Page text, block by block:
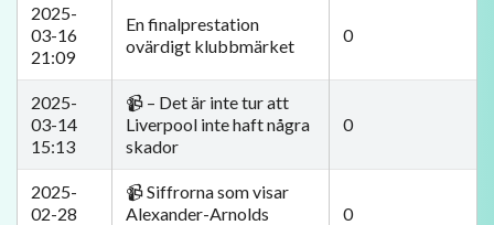
2025-
03-16
21:09
En finalprestation
ovärdigt klubbmärket
0
2025-
03-14
15:13
📹 – Det är inte tur att
Liverpool inte haft några
skador
0
2025-
02-28
📹 Siffrorna som visar
Alexander-Arnolds
0